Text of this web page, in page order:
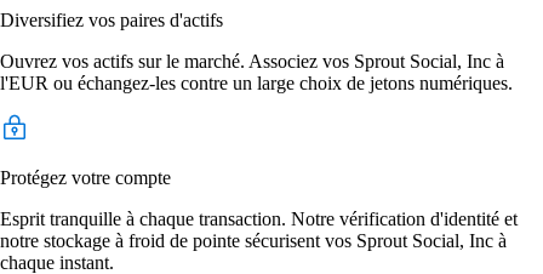
Diversifiez vos paires d'actifs
Ouvrez vos actifs sur le marché. Associez vos Sprout Social, Inc à
l'EUR ou échangez-les contre un large choix de jetons numériques.
Protégez votre compte
Esprit tranquille à chaque transaction. Notre vérification d'identité et
notre stockage à froid de pointe sécurisent vos Sprout Social, Inc à
chaque instant.